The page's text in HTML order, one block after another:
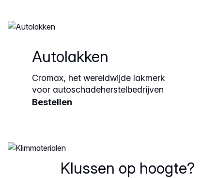
Autolakken
Cromax, het wereldwijde lakmerk
voor autoschadeherstelbedrijven
Bestellen
Klussen op hoogte?